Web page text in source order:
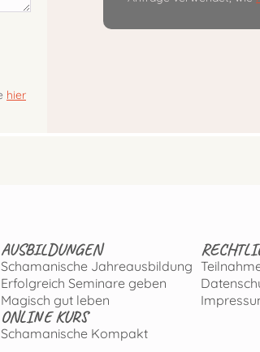
hier
AUSBILDUNGEN
Schamanische Jahreausbildung
Erfolgreich Seminare geben
Magisch gut leben
ONLINE KURS
Schamanische Kompakt